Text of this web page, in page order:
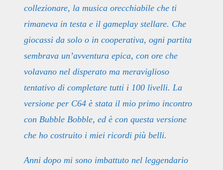
collezionare, la musica orecchiabile che ti
rimaneva in testa e il gameplay stellare. Che
giocassi da solo o in cooperativa, ogni partita
sembrava un’avventura epica, con ore che
volavano nel disperato ma meraviglioso
tentativo di completare tutti i 100 livelli. La
versione per C64 è stata il mio primo incontro
con Bubble Bobble, ed è con questa versione
che ho costruito i miei ricordi più belli.
Anni dopo mi sono imbattuto nel leggendario